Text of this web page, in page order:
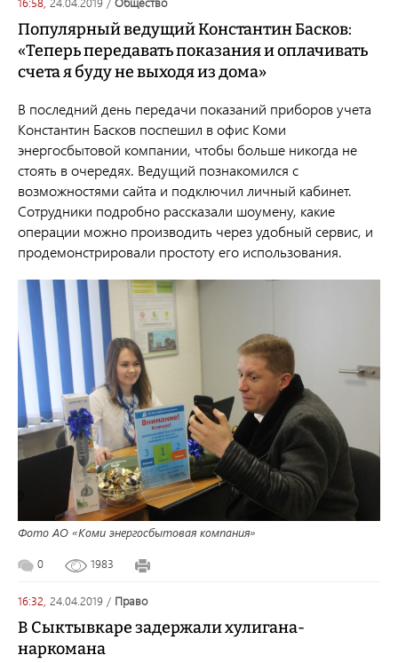
Популярный ведущий Константин Басков:
«Теперь передавать показания и оплачивать
счета я буду не выходя из дома»
В последний день передачи показаний приборов учета
Константин Басков поспешил в офис Коми
энергосбытовой компании, чтобы больше никогда не
стоять в очередях. Ведущий познакомился с
возможностями сайта и подключил личный кабинет.
Сотрудники подробно рассказали шоумену, какие
операции можно производить через удобный сервис, и
продемонстрировали простоту его использования.
Фото АО «Коми энергосбытовая компания»
0 1983
16:32, 24.04.2019 / право
В Сыктывкаре задержали хулигана-
наркомана